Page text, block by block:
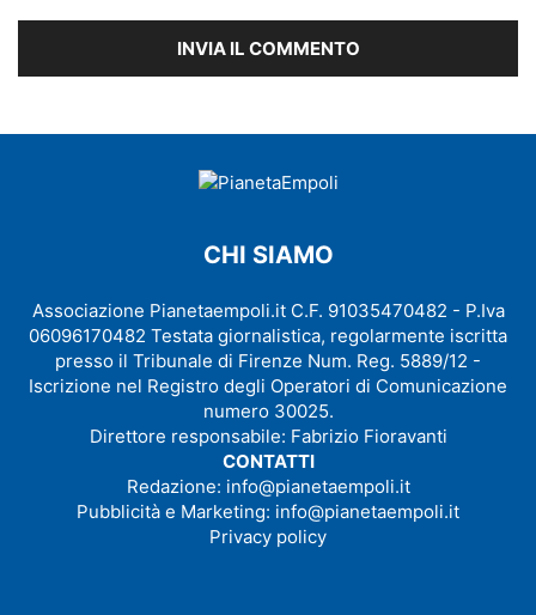
CHI SIAMO
Associazione Pianetaempoli.it C.F. 91035470482 - P.Iva
06096170482 Testata giornalistica, regolarmente iscritta
presso il Tribunale di Firenze Num. Reg. 5889/12 -
Iscrizione nel Registro degli Operatori di Comunicazione
numero 30025.
Direttore responsabile: Fabrizio Fioravanti
CONTATTI
Redazione: info@pianetaempoli.it
Pubblicità e Marketing: info@pianetaempoli.it
Privacy policy